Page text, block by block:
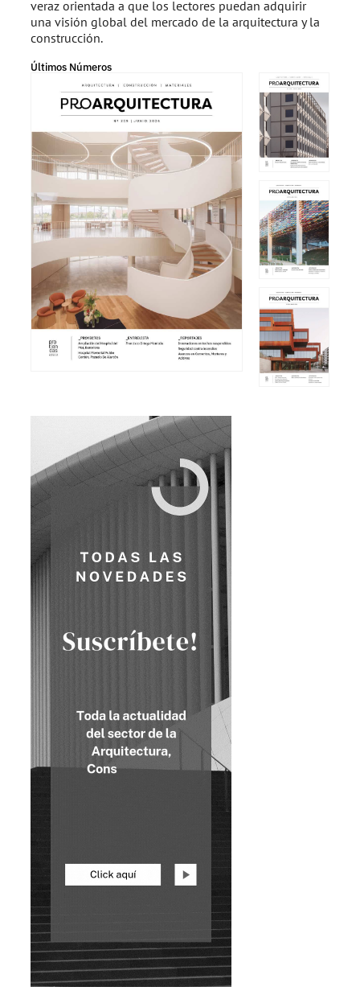
veraz orientada a que los lectores puedan adquirir
una visión global del mercado de la arquitectura y la
construcción.
Últimos Números